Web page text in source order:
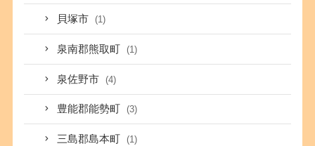
貝塚市 (1)
泉南郡熊取町 (1)
泉佐野市 (4)
豊能郡能勢町 (3)
三島郡島本町 (1)